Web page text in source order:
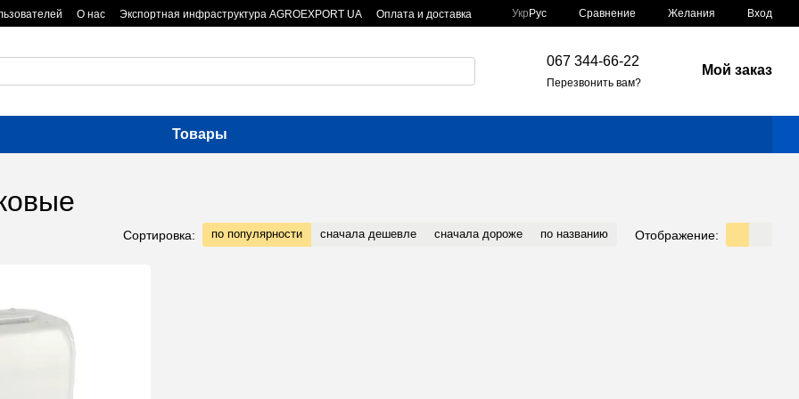
О нас Экспортная инфраструктура AGROEXPORT UA
Оплата и доставка
Укр Рус Сравнение Желания Вход
067 344-66-22
Перезвонить вам?
Мой заказ
Товары
Сортировка: по популярности сначала дешевле сначала дороже по названию Отображение: